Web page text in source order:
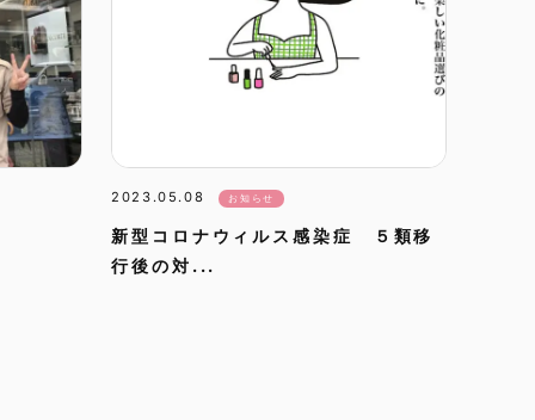
2023.05.08 お知らせ
新型コロナウィルス感染症 ５類移
行後の対...